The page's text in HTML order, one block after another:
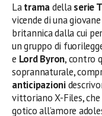
Latramadellaserie
vicende di una giovane
britannica dalla cui
un gruppo di
e Lord Byron, contro
soprannaturale,
anticipazioni
vittoriano X-Files,
gotico all’amore